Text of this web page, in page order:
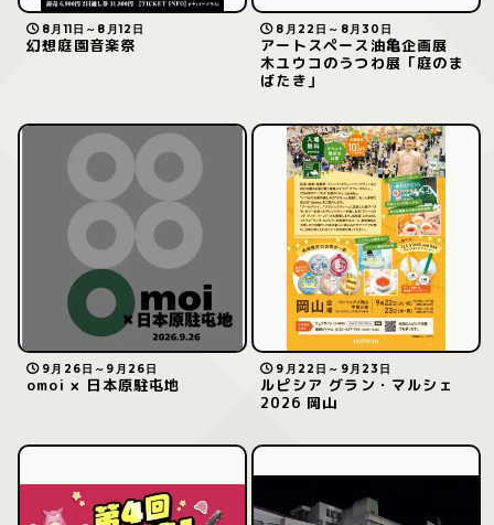
8月11日～8月12日
幻想庭園音楽祭
8月22日～8月30日
アートスペース油亀企画展
木ユウコのうつわ展「庭のま
ばたき」
9月26日～9月26日
omoi × 日本原駐屯地
9月22日～9月23日
ルピシア グラン・マルシェ
2026 岡山